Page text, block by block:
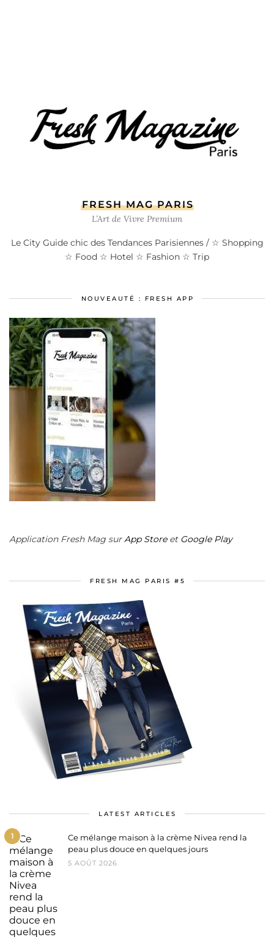
FRESH MAG PARIS
L’Art de Vivre Premium
Le City Guide chic des Tendances Parisiennes / ☆ Shopping
☆ Food ☆ Hotel ☆ Fashion ☆ Trip
NOUVEAUTÉ : FRESH APP
Application Fresh Mag surApp Storeet Google Play
FRESH MAG PARIS #5
LATEST ARTICLES
1
Ce mélange maison à la crème Nivea rend la
peau plus douce en quelques jours
5 AOÛT 2026